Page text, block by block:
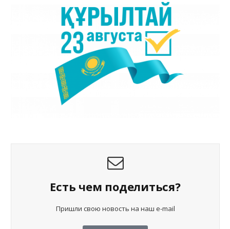
Есть чем поделиться?
Пришли свою новость на наш e-mail